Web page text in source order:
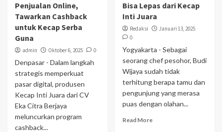
Penjualan Online,
Tawarkan Cashback
untuk Kecap Serba
Guna
admin Oktober 6, 2025 0
Denpasar - Dalam langkah
strategis memperkuat
pasar digital, produsen
Kecap Inti Juara dari CV
Eka Citra Berjaya
meluncurkan program
cashback...
Bisa Lepas dari Kecap
Inti Juara
Redaksi
Januari 13, 2025
0
Yogyakarta - Sebagai
seorang chef pesohor, Budi
Wijaya sudah tidak
terhitung berapa tamu dan
pengunjung yang merasa
puas dengan olahan...
Read More